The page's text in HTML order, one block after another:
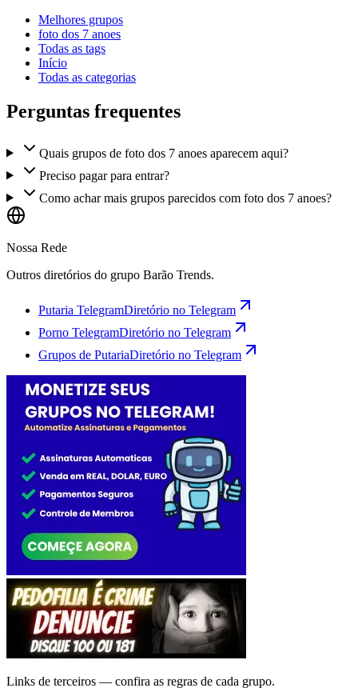
Melhores grupos
foto dos 7 anoes
Todas as tags
Início
Todas as categorias
Perguntas frequentes
Quais grupos de foto dos 7 anoes aparecem aqui?
Preciso pagar para entrar?
Como achar mais grupos parecidos com foto dos 7 anoes?
Nossa Rede
Outros diretórios do grupo Barão Trends.
Putaria TelegramDiretório no Telegram
Porno TelegramDiretório no Telegram
Grupos de PutariaDiretório no Telegram
Links de terceiros — confira as regras de cada grupo.